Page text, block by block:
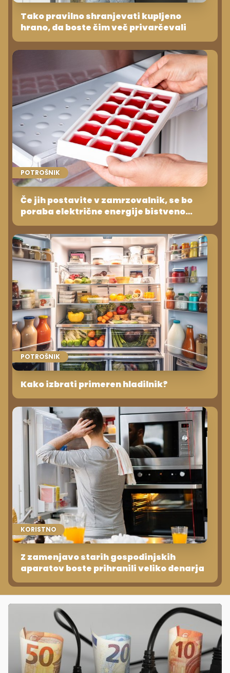
Tako pravilno shranjevati kupljeno
hrano, da boste čim več privarčevali
POTROŠNIK
Če jih postavite v zamrzovalnik, se bo
poraba električne energije bistveno
zmanjšala
POTROŠNIK
Kako izbrati primeren hladilnik?
KORISTNO
Z zamenjavo starih gospodinjskih
aparatov boste prihranili veliko denarja